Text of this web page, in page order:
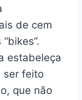
de cem
estabeleça
ser feito
que não